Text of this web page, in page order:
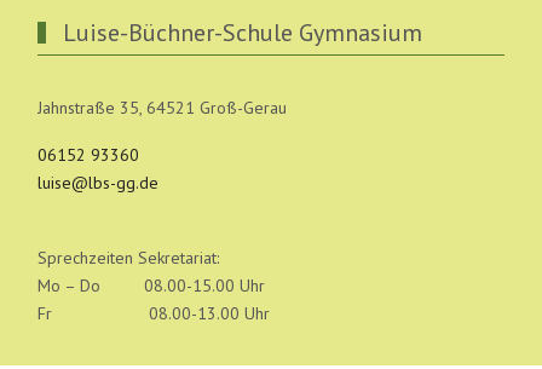
Luise-Büchner-Schule Gymnasium
Jahnstraße 35, 64521 Groß-Gerau
06152 93360
luise@lbs-gg.de
Sprechzeiten Sekretariat:
Mo – Do 08.00-15.00 Uhr
Fr 08.00-13.00 Uhr